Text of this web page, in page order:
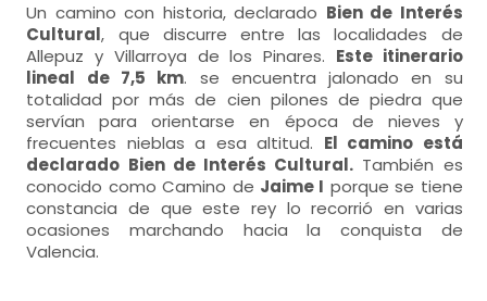
Un camino con historia, declarado Bien de Interés
Cultural, que discurre entre las localidades de
Allepuz y Villarroya de los Pinares. Este itinerario
lineal de 7,5 km. se encuentra jalonado en su
totalidad por más de cien pilones de piedra que
servían para orientarse en época de nieves y
frecuentes nieblas a esa altitud. El camino está
declarado Bien de Interés Cultural. También es
conocido como Camino de Jaime I porque se tiene
constancia de que este rey lo recorrió en varias
ocasiones marchando hacia la conquista de
Valencia.